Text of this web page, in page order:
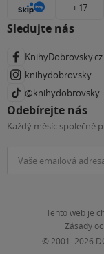
+ 17
Sledujte nás
KnihyDobrovsky.cz
knihydobrovsky
@knihydobrovsky
Odebírejte nás
Každý měsíc společně
Tento web je
Zásady
© 2001–2026